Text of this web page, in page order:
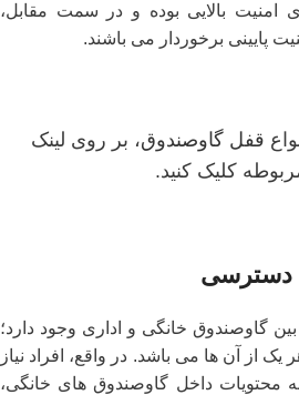
امنیت بالایی بوده و در سمت مقابل،
پایینی برخوردار می باشند.
قفل گاوصندوق، بر روی لینک
کلیک کنید.
گاوصندوق خانگی و اداری وجود دارد؛
از آن ها می باشد. در واقع، افراد نیاز
محتویات داخل گاوصندوق های خانگی،